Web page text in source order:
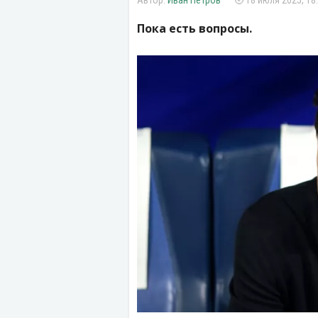
Пока есть вопросы.